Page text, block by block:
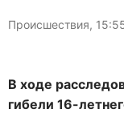
Происшествия,
В ходе
гибели 16-